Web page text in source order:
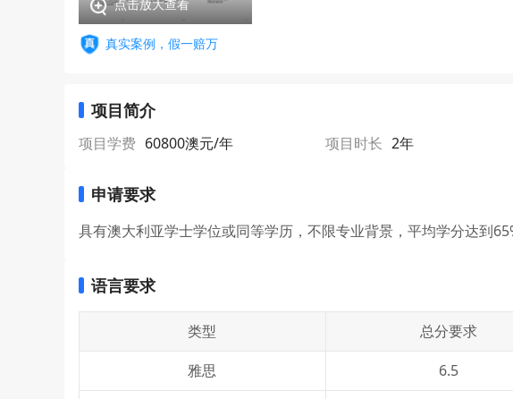
点击放大查看
真实案例，假一赔万
项目简介
项目学费 60800澳元/年 项目时长 2年
申请要求
具有澳大利亚学士学位或同等学历，不限专业背景，平均学分达到
语言要求
类型 总分要求
雅思
6.5